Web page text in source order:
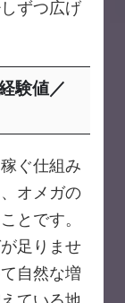
ずつ広げ
験値／
ぐ仕組み
オメガの
とです。
足りませ
自然な増